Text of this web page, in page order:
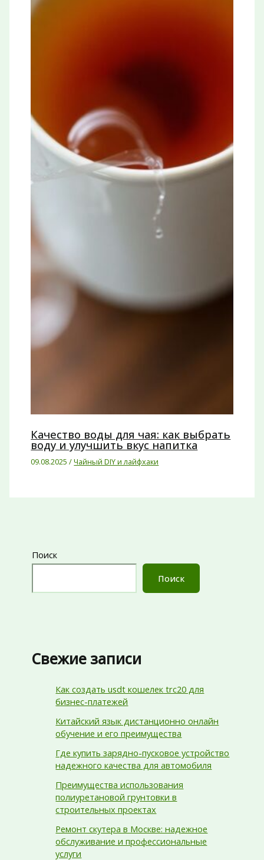
Качество воды для чая: как выбрать
воду и улучшить вкус напитка
09.08.2025/Чайный DIY и лайфхаки
Поиск
Поиск
Свежие записи
Как создать usdt кошелек trc20 для
бизнес-платежей
Китайский язык дистанционно онлайн
обучение и его преимущества
Где купить зарядно-пусковое устройство
надежного качества для автомобиля
Преимущества использования
полиуретановой грунтовки в
строительных проектах
Ремонт скутера в Москве: надежное
обслуживание и профессиональные
услуги